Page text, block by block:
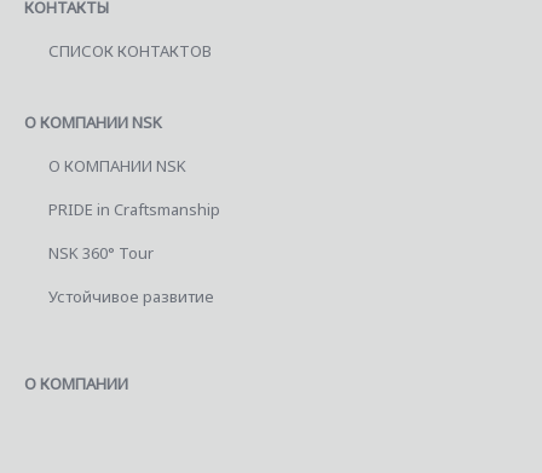
КОНТАКТЫ
СПИСОК КОНТАКТОВ
О КОМПАНИИ NSK
О КОМПАНИИ NSK
PRIDE in Craftsmanship
NSK 360° Tour
Устойчивое развитие
О КОМПАНИИ